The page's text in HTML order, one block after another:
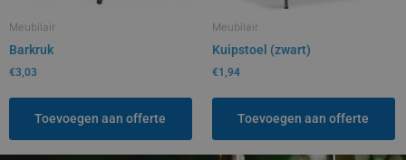
Meubilair
Barkruk
€3,03
Toevoegen aan offerte
Meubilair
Kuipstoel (zwart)
€1,94
Toevoegen aan offerte